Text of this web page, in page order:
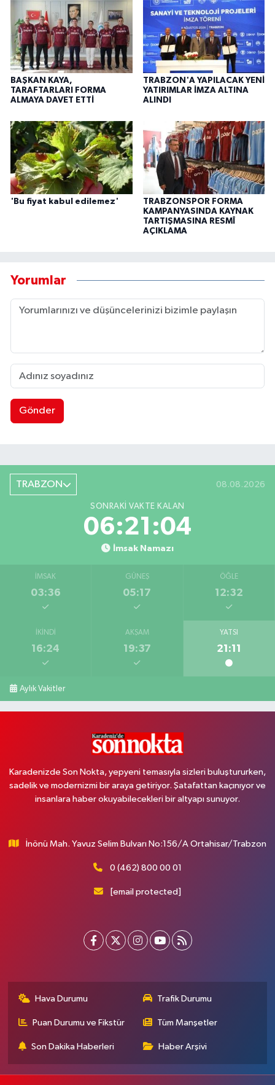
BAŞKAN KAYA,
TARAFTARLARI FORMA
ALMAYA DAVET ETTİ
TRABZON'A YAPILACAK YENİ
YATIRIMLAR İMZA ALTINA
ALINDI
'Bu fiyat kabul edilemez'
TRABZONSPOR FORMA
KAMPANYASINDA KAYNAK
TARTIŞMASINA RESMÎ
AÇIKLAMA
Yorumlar
Gönder
TRABZON 08.08.2026
SONRAKI VAKTE KALAN
06:21:03
İmsak Namazı
İMSAK
03:36
GÜNEŞ
05:17
ÖĞLE
12:32
İKINDI
16:24
AKŞAM
19:37
YATSI
21:11
Aylık Vakitler
Karadenizde Son Nokta, yepyeni temasıyla sizleri buluştururken,
sadelik ve modernizmi bir araya getiriyor. Şatafattan kaçınıyor ve
insanlara haber okuyabilecekleri bir altyapı sunuyor.
İnönü Mah. Yavuz Selim Bulvarı No:156/A Ortahisar/Trabzon
0 (462) 800 00 01
[email protected]
Hava Durumu Trafik Durumu
Puan Durumu ve Fikstür Tüm Manşetler
Son Dakika Haberleri Haber Arşivi